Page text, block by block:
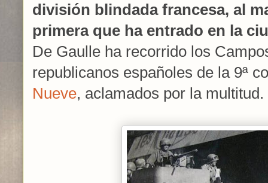
división blindada francesa, al
primera que ha entrado en la
De Gaulle ha recorrido los
republicanos españoles de la 9ª
Nueve, aclamados por la multitud.